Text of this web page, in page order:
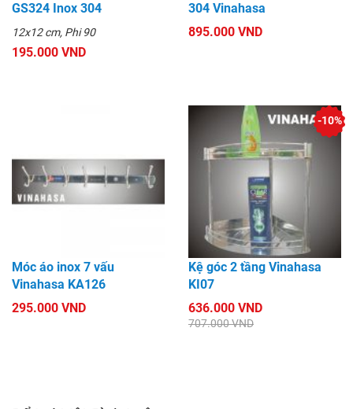
GS324 Inox 304
12x12 cm, Phi 90
195.000 VND
304 Vinahasa
895.000 VND
Móc áo inox 7 vấu
Vinahasa KA126
295.000 VND
Kệ góc 2 tầng Vinahasa
KI07
636.000 VND
707.000 VND
-10%